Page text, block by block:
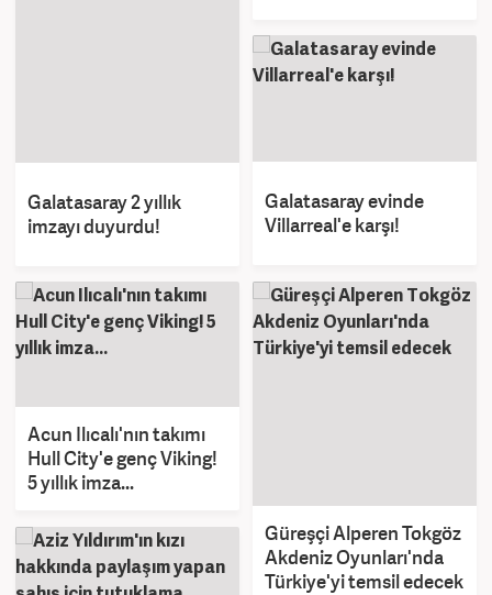
Galatasaray 2 yıllık
imzayı duyurdu!
Galatasaray evinde
Villarreal'e karşı!
Acun Ilıcalı'nın takımı
Hull City'e genç Viking!
5 yıllık imza...
Güreşçi Alperen Tokgöz
Akdeniz Oyunları'nda
Türkiye'yi temsil edecek